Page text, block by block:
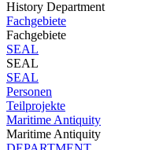
History Department
Fachgebiete
Fachgebiete
SEAL
SEAL
SEAL
Personen
Teilprojekte
Maritime Antiquity
Maritime Antiquity